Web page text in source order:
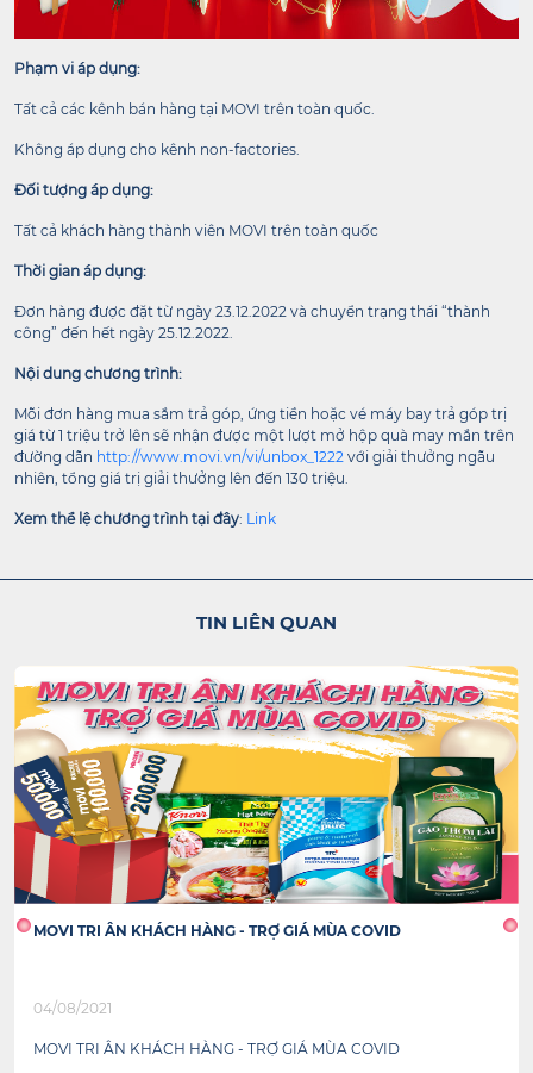
Phạm vi áp dụng:
Tất cả các kênh bán hàng tại MOVI trên toàn quốc.
Không áp dụng cho kênh non-factories.
Đối tượng áp dụng:
Tất cả khách hàng thành viên MOVI trên toàn quốc
Thời gian áp dụng:
Đơn hàng được đặt từ ngày 23.12.2022 và chuyển trạng thái “thành
công” đến hết ngày 25.12.2022.
Nội dung chương trình:
Mỗi đơn hàng mua sắm trả góp, ứng tiền hoặc vé máy bay trả góp trị
giá từ 1 triệu trở lên sẽ nhận được một lượt mở hộp quà may mắn trên
đường dẫn http://www.movi.vn/vi/unbox_1222 với giải thưởng ngẫu
nhiên, tổng giá trị giải thưởng lên đến 130 triệu.
Xem thể lệ chương trình tại đây: Link
TIN LIÊN QUAN
MOVI TRI ÂN KHÁCH HÀNG - TRỢ GIÁ MÙA COVID
04/08/2021
MOVI TRI ÂN KHÁCH HÀNG - TRỢ GIÁ MÙA COVID